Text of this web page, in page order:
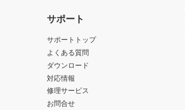
サポート
サポートトップ
よくある質問
ダウンロード
対応情報
修理サービス
お問合せ